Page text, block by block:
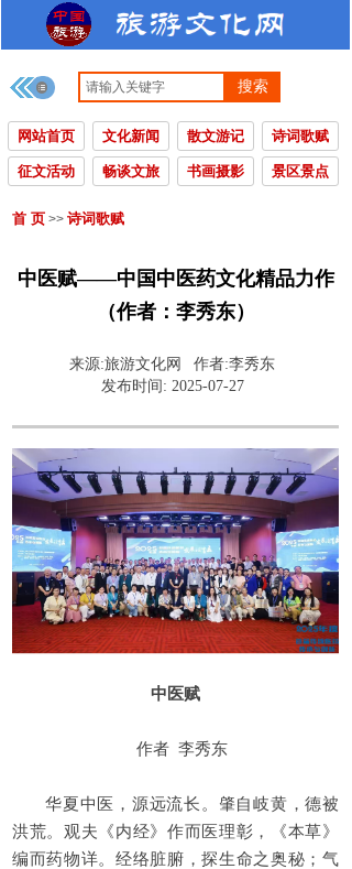
搜索
网站首页 文化新闻 散文游记 诗词歌赋
征文活动 畅谈文旅 书画摄影 景区景点
首 页 >> 诗词歌赋
中医赋——中国中医药文化精品力作
（作者：李秀东）
来源:旅游文化网 作者:李秀东
发布时间: 2025-07-27
中医赋
作者 李秀东
华夏中医，源远流长。肇自岐黄，德被
洪荒。观夫《内经》作而医理彰，《本草》
编而药物详。经络脏腑，探生命之奥秘；气